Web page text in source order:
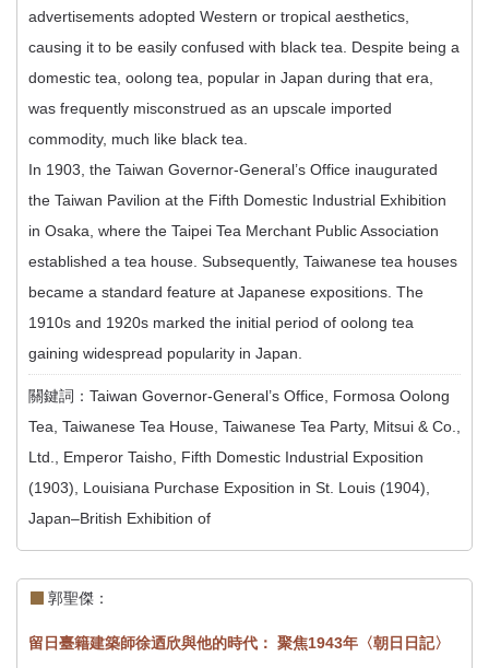
advertisements adopted Western or tropical aesthetics,
causing it to be easily confused with black tea. Despite being a
domestic tea, oolong tea, popular in Japan during that era,
was frequently misconstrued as an upscale imported
commodity, much like black tea.
In 1903, the Taiwan Governor-General’s Office inaugurated
the Taiwan Pavilion at the Fifth Domestic Industrial Exhibition
in Osaka, where the Taipei Tea Merchant Public Association
established a tea house. Subsequently, Taiwanese tea houses
became a standard feature at Japanese expositions. The
1910s and 1920s marked the initial period of oolong tea
gaining widespread popularity in Japan.
關鍵詞： Taiwan Governor-General’s Office, Formosa Oolong
Tea, Taiwanese Tea House, Taiwanese Tea Party, Mitsui & Co.,
Ltd., Emperor Taisho, Fifth Domestic Industrial Exposition
(1903), Louisiana Purchase Exposition in St. Louis (1904),
Japan–British Exhibition of
郭聖傑：
留日臺籍建築師徐迺欣與他的時代： 聚焦1943年〈朝日日記〉